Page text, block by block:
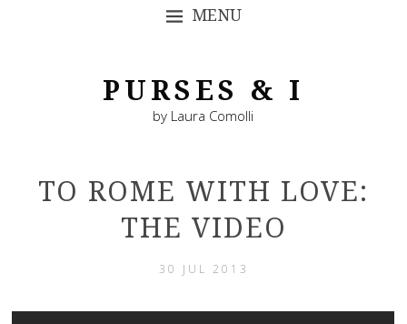
MENU
PURSES & I
by Laura Comolli
TO ROME WITH LOVE:
THE VIDEO
30 JUL 2013